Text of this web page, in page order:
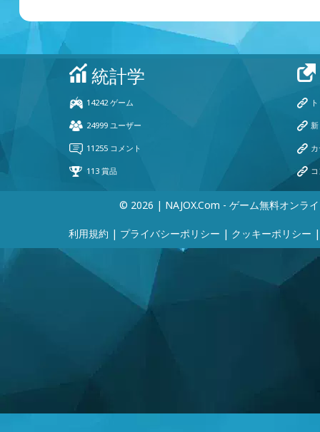
© 2026 | NAJOX.com - ゲーム無料オンラ
利用規約 | プライバシーポリシー | クッキーポリシー